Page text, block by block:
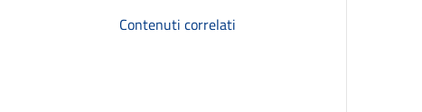
Contenuti correlati